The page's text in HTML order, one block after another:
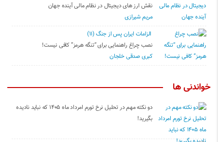
نقش ارز های دیجیتال در نظام مالی آینده جهان
مریم شیرازی
الزامات ایران پس از جنگ (۱۱)
نصب چراغ راهنمایی برای “تنگه هرمز” کافی نیست!
کبری صدقی خلجان
خواندنی ها
دو نکته مهم در تحلیل نرخ تورم امرداد ماه ۱۴۰۵ که نباید نادیده
بگیرید!